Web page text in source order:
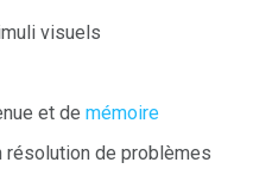
visuels
et de mémoire
de problèmes